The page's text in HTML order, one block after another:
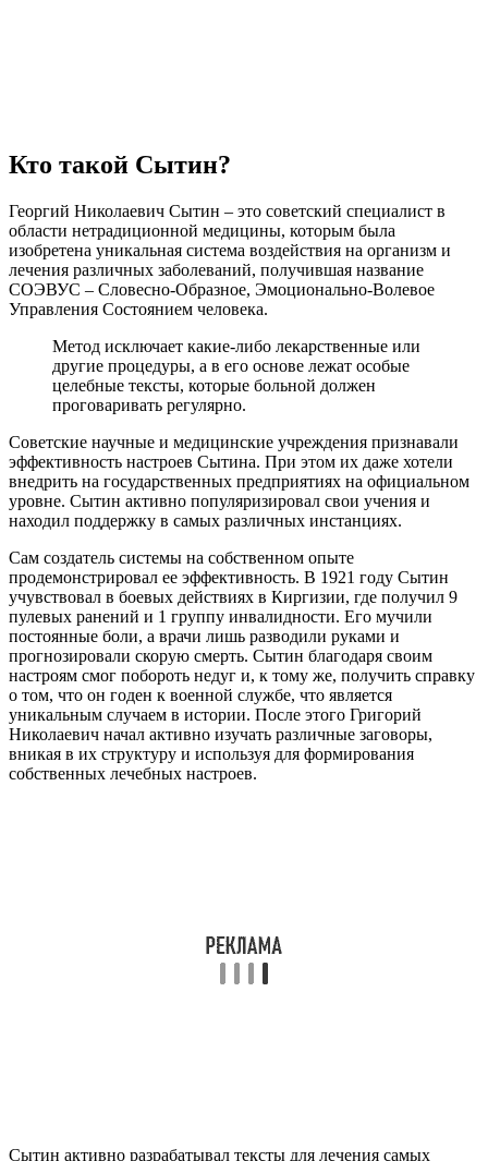
Кто такой Сытин?
Георгий Николаевич Сытин – это советский специалист в
области нетрадиционной медицины, которым была
изобретена уникальная система воздействия на организм и
лечения различных заболеваний, получившая название
СОЭВУС – Словесно-Образное, Эмоционально-Волевое
Управления Состоянием человека.
Метод исключает какие-либо лекарственные или
другие процедуры, а в его основе лежат особые
целебные тексты, которые больной должен
проговаривать регулярно.
Советские научные и медицинские учреждения признавали
эффективность настроев Сытина. При этом их даже хотели
внедрить на государственных предприятиях на официальном
уровне. Сытин активно популяризировал свои учения и
находил поддержку в самых различных инстанциях.
Сам создатель системы на собственном опыте
продемонстрировал ее эффективность. В 1921 году Сытин
учувствовал в боевых действиях в Киргизии, где получил 9
пулевых ранений и 1 группу инвалидности. Его мучили
постоянные боли, а врачи лишь разводили руками и
прогнозировали скорую смерть. Сытин благодаря своим
настроям смог побороть недуг и, к тому же, получить справку
о том, что он годен к военной службе, что является
уникальным случаем в истории. После этого Григорий
Николаевич начал активно изучать различные заговоры,
вникая в их структуру и используя для формирования
собственных лечебных настроев.
Сытин активно разрабатывал тексты для лечения самых